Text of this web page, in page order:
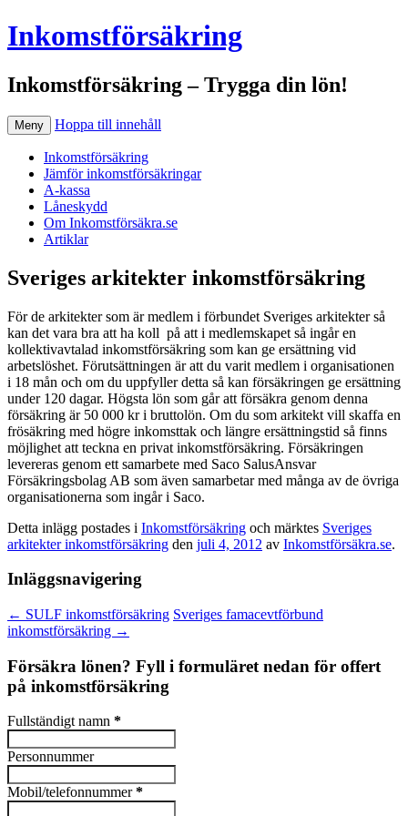
Inkomstförsäkring
Inkomstförsäkring – Trygga din lön!
Meny Hoppa till innehåll
Inkomstförsäkring
Jämför inkomstförsäkringar
A-kassa
Låneskydd
Om Inkomstförsäkra.se
Artiklar
Sveriges arkitekter inkomstförsäkring
För de arkitekter som är medlem i förbundet Sveriges arkitekter så
kan det vara bra att ha koll på att i medlemskapet så ingår en
kollektivavtalad inkomstförsäkring som kan ge ersättning vid
arbetslöshet. Förutsättningen är att du varit medlem i organisationen
i 18 mån och om du uppfyller detta så kan försäkringen ge ersättning
under 120 dagar. Högsta lön som går att försäkra genom denna
försäkring är 50 000 kr i bruttolön. Om du som arkitekt vill skaffa en
frösäkring med högre inkomsttak och längre ersättningstid så finns
möjlighet att teckna en privat inkomstförsäkring. Försäkringen
levereras genom ett samarbete med Saco SalusAnsvar
Försäkringsbolag AB som även samarbetar med många av de övriga
organisationerna som ingår i Saco.
Detta inlägg postades i Inkomstförsäkring och märktes Sveriges
arkitekter inkomstförsäkring den juli 4, 2012 av Inkomstförsäkra.se.
Inläggsnavigering
← SULF inkomstförsäkring Sveriges famacevtförbund
inkomstförsäkring →
Försäkra lönen? Fyll i formuläret nedan för offert
på inkomstförsäkring
Fullständigt namn *
Personnummer
Mobil/telefonnummer*